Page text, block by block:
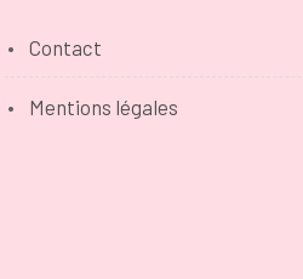
Contact
Mentions légales